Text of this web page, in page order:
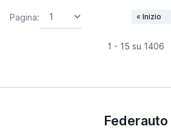
Pagina:
1 - 15 su 1406
« Inizio
Federauto